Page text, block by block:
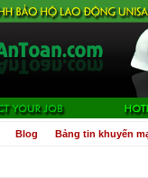
Blog Bảng tin khuyến